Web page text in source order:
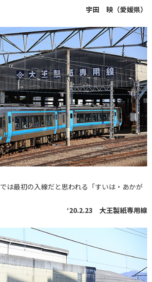
宇田 映（愛媛県）
は最初の入線だと思われる「すいは・あかが
‘20.2.23 大王製紙専用線